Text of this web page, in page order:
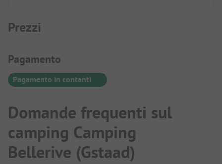
Prezzi
Informazioni sul pagamento
Pagamento
Pagamento in contanti
Domande frequenti sul
camping Camping
Bellerive (Gstaad)